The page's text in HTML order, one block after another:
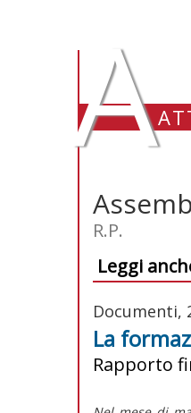
A
R.P.
Leggi
Documenti,
La
Rapporto